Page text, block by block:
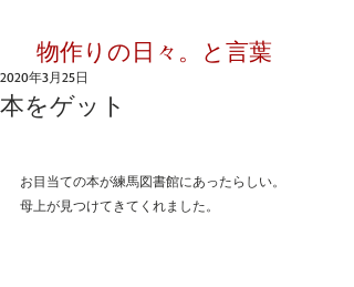
​物作りの日々。と言葉
本をゲット
2020年3月25日
お目当ての本が練馬図書館にあったらしい。
母上が見つけてきてくれました。